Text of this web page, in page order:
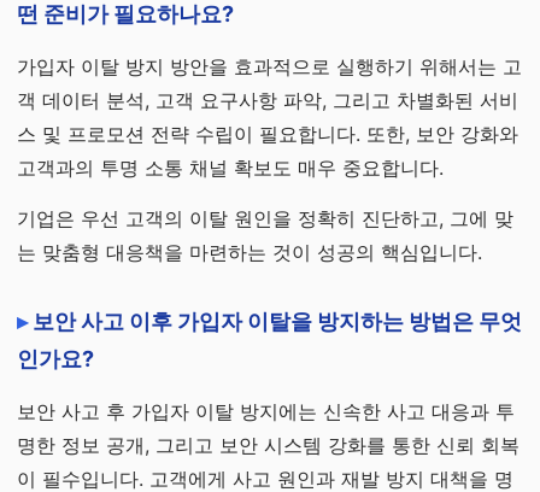
떤 준비가 필요하나요?
가입자 이탈 방지 방안을 효과적으로 실행하기 위해서는 고
객 데이터 분석, 고객 요구사항 파악, 그리고 차별화된 서비
스 및 프로모션 전략 수립이 필요합니다. 또한, 보안 강화와
고객과의 투명 소통 채널 확보도 매우 중요합니다.
기업은 우선 고객의 이탈 원인을 정확히 진단하고, 그에 맞
는 맞춤형 대응책을 마련하는 것이 성공의 핵심입니다.
보안 사고 이후 가입자 이탈을 방지하는 방법은 무엇
인가요?
보안 사고 후 가입자 이탈 방지에는 신속한 사고 대응과 투
명한 정보 공개, 그리고 보안 시스템 강화를 통한 신뢰 회복
이 필수입니다. 고객에게 사고 원인과 재발 방지 대책을 명